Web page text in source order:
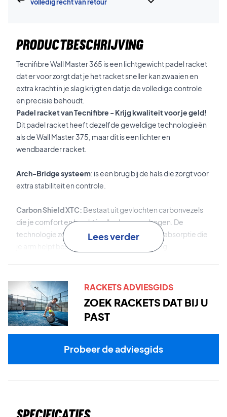
volledig recht van retour
PRODUCTBESCHRIJVING
Tecnifibre Wall Master 365 is een lichtgewicht padel racket
dat er voor zorgt dat je het racket sneller kan zwaaien en
extra kracht in je slag krijgt en dat je de volledige controle
en precisie behoudt.
Padel racket van Tecnifibre - Krijg kwaliteit voor je geld!
Dit padel racket heeft dezelfde geweldige technologieën
als de Wall Master 375, maar dit is een lichter en
wendbaarder racket.
Arch-Bridge systeem: is een brug bij de hals die zorgt voor
extra stabiliteit en controle.
Carbon Shield XTC: Bestaat uit gevlochten carbonvezels
die je comfort en kracht in alle slagen verhogen. De
technologie zorgt voor een geweldige schokabsorptie die
je arm helpt beschermen tegen overbelasting.
verschillende maten die zorgen voor een grotere raakpunt,
wat betekent dat je een grotere nauwkeurigheid krijgt,
zelfs als de bal onnauwkeurig wordt geraakt.
het racket beschermt tegen krassen en slijtage, waardoor
de duurzaamheid toeneemt en het meer slijtvast wordt.
Spin Skin 3D-technologie:De oppervlaktestructuur is ruw,
Lees verder
RACKETS ADVIESGIDS
ZOEK RACKETS DAT BIJ U
PAST
Probeer de adviesgids